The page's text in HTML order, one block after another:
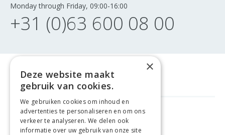
Monday through Friday, 09:00-16:00
+31 (0)63 600 08 00
FREE DELIVERY FROM €99
×
Deze website maakt
gebruik van cookies.
We gebruiken cookies om inhoud en
advertenties te personaliseren en om ons
verkeer te analyseren. We delen ook
informatie over uw gebruik van onze site